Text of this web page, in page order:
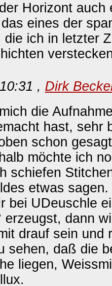
Horizont auch
eines der
die ich in letzter
, Dirk
die
hast, sehr
schon
möchte ich
schiefen
etwas sagen.
bei UDeuschle
erzeugst, dann
drauf sein und
sehen, daß die
liegen,